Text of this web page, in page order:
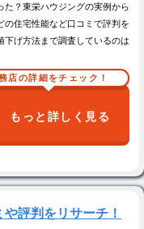
た？東栄ハウジングの実例から
の住宅性能など口コミで評判を
下げ方法まで調査しているのは
店の詳細をチェック！
もっと詳しく見る
評判をリサーチ！